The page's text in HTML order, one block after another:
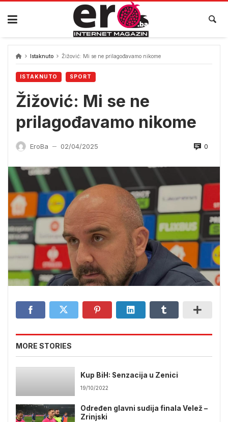
Skip
content
Istaknuto Žižović: Mi se ne prilagođavamo nikome
ISTAKNUTO SPORT
Žižović: Mi se ne
prilagođavamo nikome
EroBa — 02/04/2025 0
MORE STORIES
Kup BiH: Senzacija u Zenici
19/10/2022
Određen glavni sudija finala Velež –
Zrinjski